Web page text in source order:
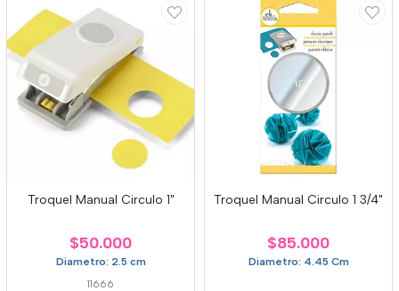
Troquel Manual Circulo 1"
$50.000
Diametro: 2.5 cm
11666
Troquel Manual Circulo 1 3/4"
$85.000
Diametro: 4.45 Cm